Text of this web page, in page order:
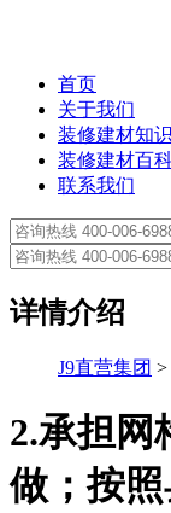
首页
关于我们
装修建材知识
装修建材百
联系我们
详情介绍
J9直营集团 >
2.承担网
做；按